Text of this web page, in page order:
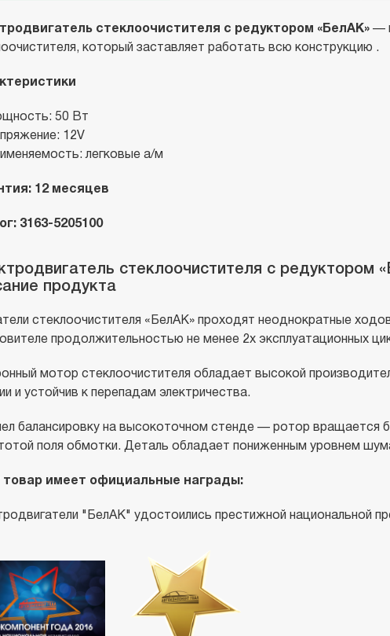
стеклоочистителя с редуктором «БелАК»—
который заставляет работать всю конструкцию .
50 Вт
12V
легковые а/м
12 месяцев
3163-5205100
стеклоочистителя с редуктором
продукта
стеклоочистителя «БелАК» проходят неоднократные
продолжительностью не менее 2х эксплуатационных
мотор стеклоочистителя обладает высокой
и устойчив к перепадам электричества.
балансировку на высокоточном стенде — ротор вращается
поля обмотки. Деталь обладает пониженным уровнем
товар имеет официальные награды:
"БелАК" удостоились престижной национальной